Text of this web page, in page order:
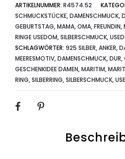
ARTIKELNUMMER:R4574.52
SCHMUCKSTÜCKE,DAMENSCHMUCK,
GEBURTSTAG,MAMA, OMA, FREUNDIN,
RINGE USEDOM,SILBERSCHMUCK,
SCHLAGWÖRTER:925 SILBER,ANKER,
MEERESMOTIV,DAMENSCHMUCK,DUR,
GESCHENKIDEE DAMEN,MARITIM,
RING,SILBERRING,SILBERSCHMUCK,
SHARE